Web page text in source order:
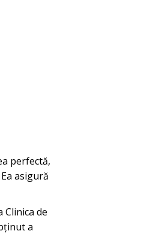
perfectă,
asigură
Clinica de
a